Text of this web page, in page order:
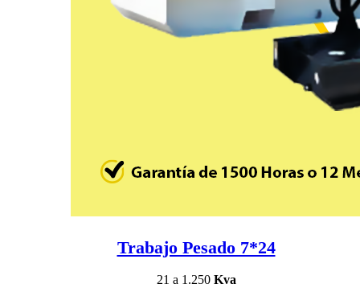
Trabajo Pesado 7*24
21 a 1.250 Kva